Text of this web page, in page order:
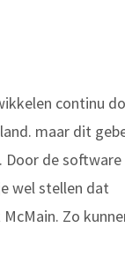
continu
maar dit
Door de software
wel stellen dat
Zo